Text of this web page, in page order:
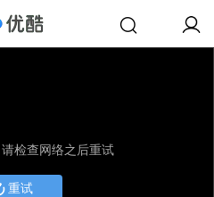
检查网络之后重试
重试